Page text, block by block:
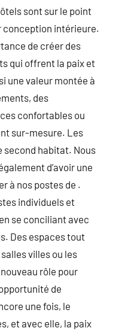
sont sur le point
conception intérieure.
de créer des
qui offrent la paix et
une valeur montée à
des
confortables ou
sur-mesure. Les
second habitat. Nous
d’avoir une
à nos postes de .
individuels et
se conciliant avec
Des espaces tout
villes ou les
rôle pour
de
une fois, le
et avec elle, la paix